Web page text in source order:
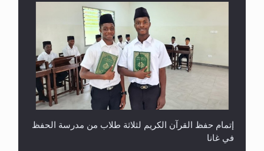
إتمام حفظ القرآن الكريم لثلاثة طلاب من مدرسة الحفظ
في غانا